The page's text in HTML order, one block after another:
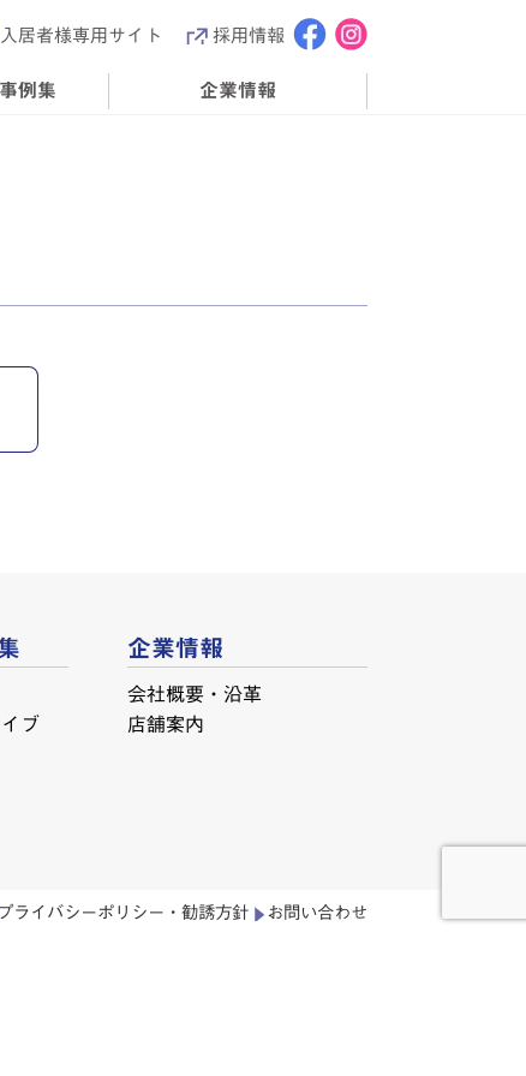
入居者様専用サイト 採用情報
例集 企業情報
ブ
企業情報
会社概要・沿革
店舗案内
プライバシーポリシー・勧誘方針 お問い合わせ